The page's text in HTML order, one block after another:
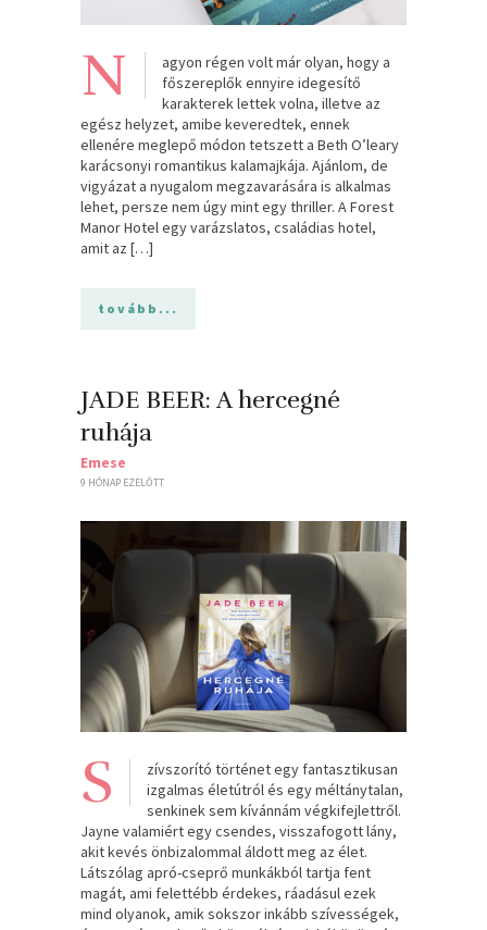
N
agyon régen volt már olyan, hogy a
főszereplők ennyire idegesítő
karakterek lettek volna, illetve az
egész helyzet, amibe keveredtek, ennek
ellenére meglepő módon tetszett a Beth O’leary
karácsonyi romantikus kalamajkája. Ajánlom, de
vigyázat a nyugalom megzavarására is alkalmas
lehet, persze nem úgy mint egy thriller. A Forest
Manor Hotel egy varázslatos, családias hotel,
amit az […]
tovább...
JADE BEER: A hercegné
ruhája
Emese
9 HÓNAP EZELŐTT
S
zívszorító történet egy fantasztikusan
izgalmas életútról és egy méltánytalan,
senkinek sem kívánnám végkifejlettről.
Jayne valamiért egy csendes, visszafogott lány,
akit kevés önbizalommal áldott meg az élet.
Látszólag apró-cseprő munkákból tartja fent
magát, ami felettébb érdekes, ráadásul ezek
mind olyanok, amik sokszor inkább szívességek,